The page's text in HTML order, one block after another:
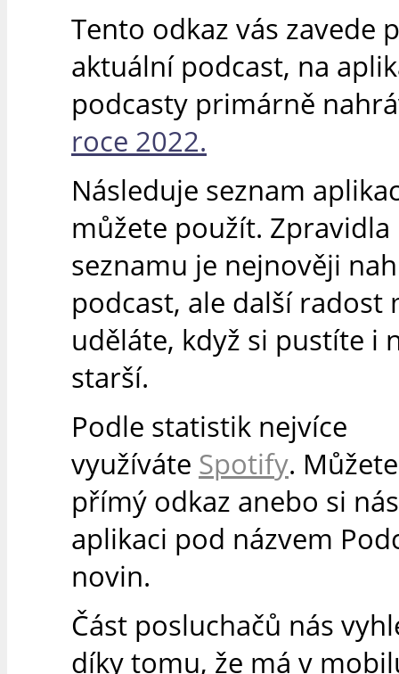
Tento odkaz vás zavede
aktuální podcast, na
podcasty primárně
roce 2022.
Následuje seznam
můžete použít.
seznamu je nejnověji
podcast, ale další radost
uděláte, když si pustíte i
starší.
Podle statistik nejvíce
využíváte Spotify.
přímý odkaz anebo si
aplikaci pod názvem
novin.
Část posluchačů nás
díky tomu, že má v